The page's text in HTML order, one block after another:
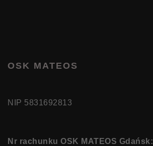
OSK MATEOS
NIP 5831692813
Nr rachunku OSK MATEOS Gdańsk: